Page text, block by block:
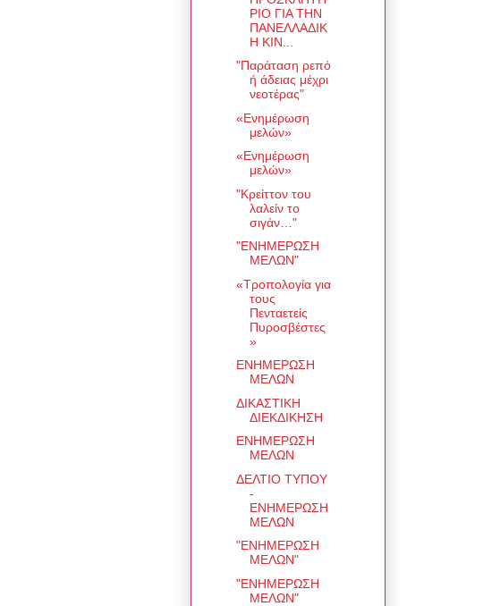
ΡΙΟ ΓΙΑ ΤΗΝ
ΠΑΝΕΛΛΑΔΙΚ
Η ΚΙΝ...
"Παράταση ρεπό
ή άδειας μέχρι
νεοτέρας"
«Ενημέρωση
μελών»
«Ενημέρωση
μελών»
"Κρείττον του
λαλείν το
σιγάν…"
"ΕΝΗΜΕΡΩΣΗ
ΜΕΛΩΝ"
«Τροπολογία για
τους
Πενταετείς
Πυροσβέστες
»
ΕΝΗΜΕΡΩΣΗ
ΜΕΛΩΝ
ΔΙΚΑΣΤΙΚΗ
ΔΙΕΚΔΙΚΗΣΗ
ΕΝΗΜΕΡΩΣΗ
ΜΕΛΩΝ
ΔΕΛΤΙΟ ΤΥΠΟΥ
-
ΕΝΗΜΕΡΩΣΗ
ΜΕΛΩΝ
"ΕΝΗΜΕΡΩΣΗ
ΜΕΛΩΝ"
"ΕΝΗΜΕΡΩΣΗ
ΜΕΛΩΝ"